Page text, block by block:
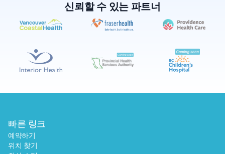
신뢰할 수 있는 파트너
빠른 링크
예약하기
위치 찾기
✕